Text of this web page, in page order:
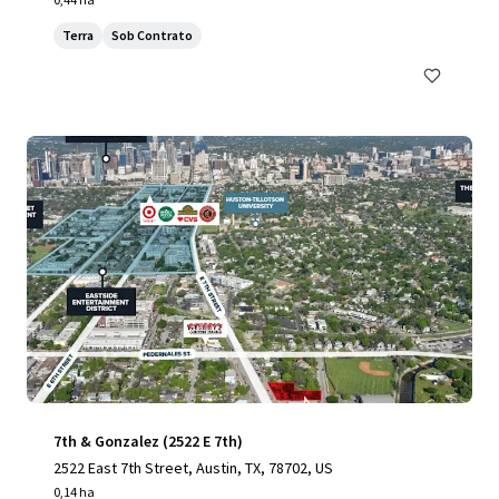
Terra Sob Contrato
7th & Gonzalez (2522 E 7th)
2522 East 7th Street, Austin, TX, 78702, US
0,14 ha